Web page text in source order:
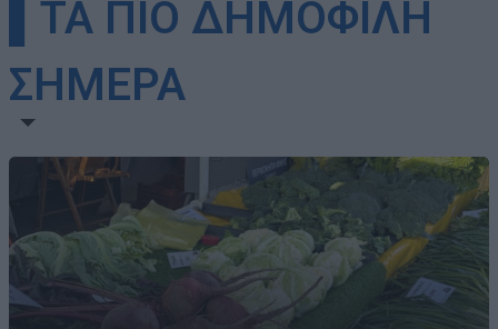
▌ΤΑ ΠΙΟ ΔΗΜΟΦΙΛΗ
ΣΗΜΕΡΑ